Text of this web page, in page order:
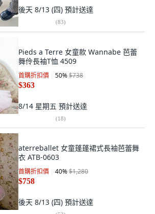
後天 8/13 (四) 預計送達
(83)
Pieds a Terre 女童款 Wannabe 芭蕾
舞伶長袖T恤 4509
首購折扣價 50%$738
$363
8/14 星期五 預計送達
(18)
aterreballet 女童蓬蓬裙式長袖芭蕾舞
衣 ATB-0603
首購折扣價 40%$1,280
$758
後天 8/13 (四) 預計送達